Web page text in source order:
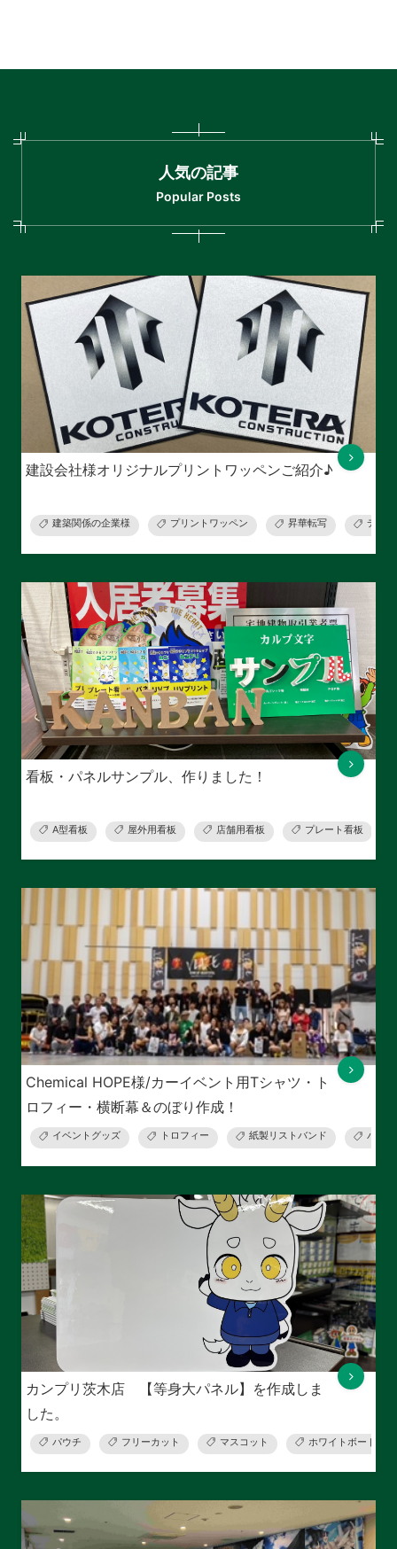
人気の記事
Popular Posts
建設会社様オリジナルプリントワッペンご紹介♪
建築関係の企業様 プリントワッペン 昇華転写 デザ
看板・パネルサンプル、作りました！
A型看板 屋外用看板 店舗用看板 プレート看板
Chemical HOPE様/カーイベント用Tシャツ・ト
ロフィー・横断幕＆のぼり作成！
イベントグッズ トロフィー 紙製リストバンド パス
カンプリ茨木店 【等身大パネル】を作成しま
した。
パウチ フリーカット マスコット ホワイトボード